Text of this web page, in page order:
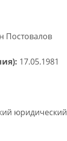
Постовалов
17.05.1981
юридический